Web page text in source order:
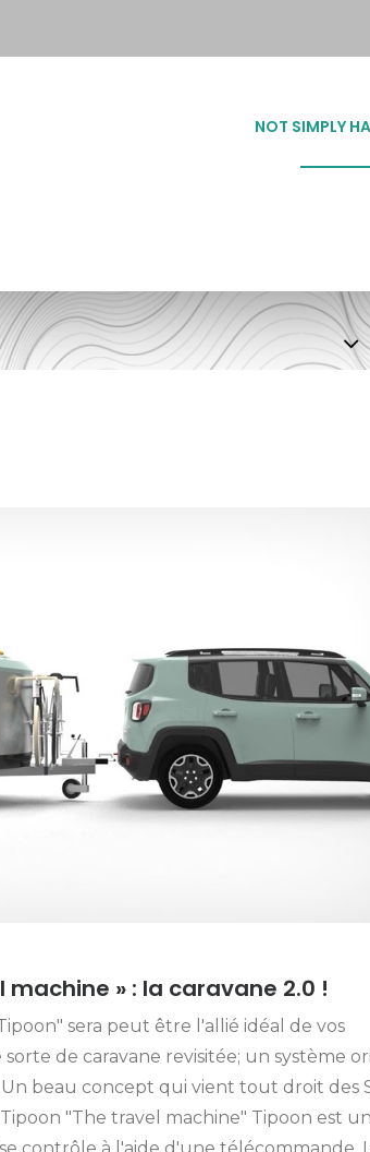
NOT SIMPLY
» : la caravane 2.0 !
sera peut être l'allié idéal de vos
sorte de caravane revisitée; un système
beau concept qui vient tout droit des
"The travel machine" Tipoon est
contrôle à l'aide d'une télécommande.